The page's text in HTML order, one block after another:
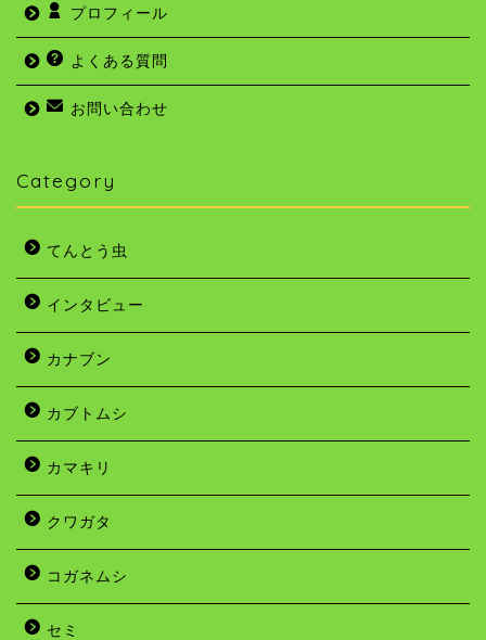
プロフィール
よくある質問
お問い合わせ
Category
てんとう虫
インタビュー
カナブン
カブトムシ
カマキリ
クワガタ
コガネムシ
セミ